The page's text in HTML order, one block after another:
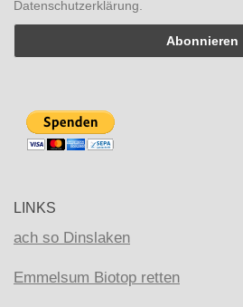
Datenschutzerklärung.
LINKS
ach so Dinslaken
Emmelsum Biotop retten